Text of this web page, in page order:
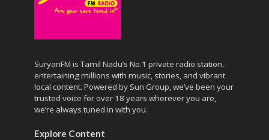
SuryanFM is Tamil Nadu’s No.1 private radio station,
entertaining millions with music, stories, and vibrant
local content. Powered by Sun Group, we’ve been your
trusted voice for over 18 years wherever you are,
we’re always tuned in with you.
Explore Content